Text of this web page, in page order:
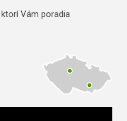
Vám poradia